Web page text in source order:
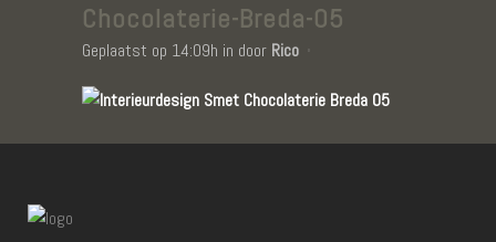
Chocolaterie-Breda-05
Geplaatst op 14:09h in door Rico